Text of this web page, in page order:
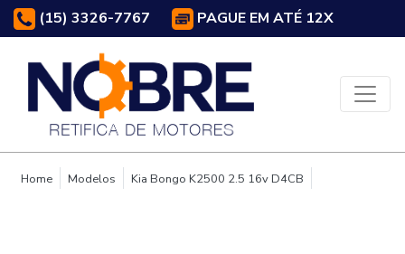
(15) 3326-7767 PAGUE EM ATÉ 12X
Home Modelos Kia Bongo K2500 2.5 16v D4CB